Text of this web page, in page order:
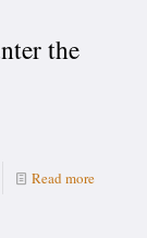
the
Read more